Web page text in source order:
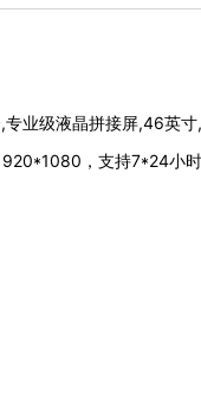
专业级液晶拼接屏,46英
，支持7*24小